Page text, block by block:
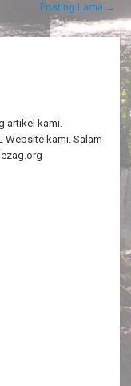
Posting Lama →
artikel kami.
Website kami. Salam